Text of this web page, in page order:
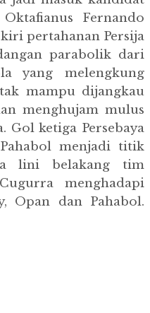
Fernando
pertahanan Persija
parabolik dari
yang melengkung
mampu dijangkau
menghujam mulus
Gol ketiga Persebaya
menjadi titik
lini belakang tim
menghadapi
Opan dan Pahabol.